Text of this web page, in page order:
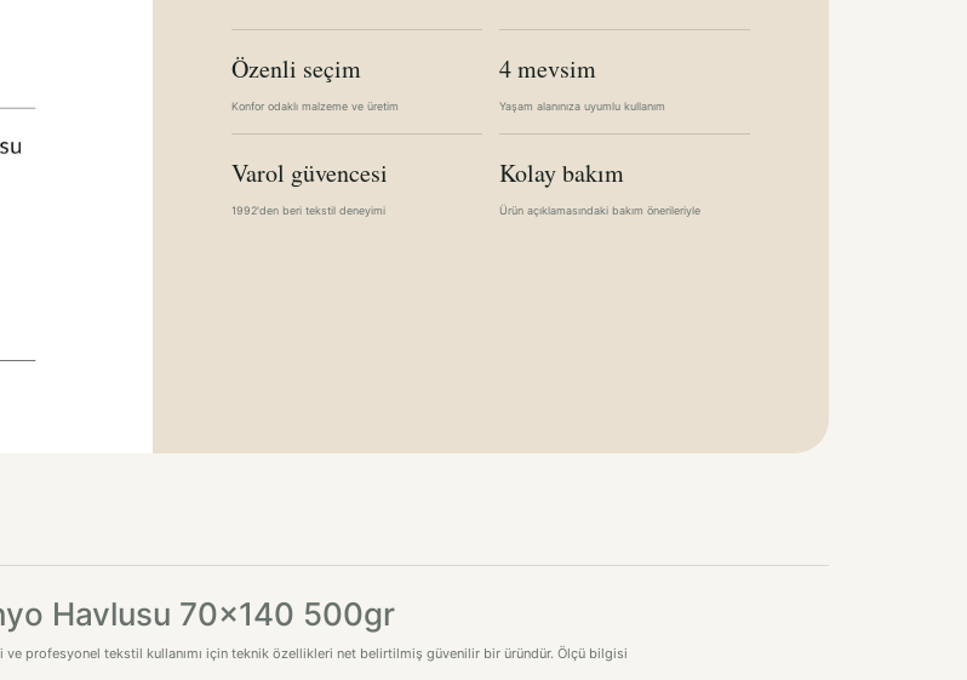
Özenli seçim
Konfor odaklı malzeme ve üretim
4 mevsim
Yaşam alanınıza uyumlu kullanım
Varol güvencesi
1992'den beri tekstil deneyimi
Kolay bakım
Ürün açıklamasındaki bakım önerileriyle
Havlusu 70x140 500gr
profesyonel tekstil kullanımı için teknik özellikleri net belirtilmiş güvenilir bir üründür. Ölçü bilgisi